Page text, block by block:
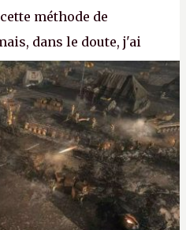
méthode de
dans le doute, j'ai
les 300 derniers
de demander une
A.